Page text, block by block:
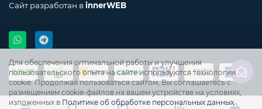
Для обеспечения оптимальной работы и улучшения
пользовательского опыта на сайте используются технологии
cookie. Продолжая пользоваться сайтом, Вы соглашаетесь с
размещением cookie-файлов на вашем устройстве на условиях,
изложенных в Политике об обработке персональных данных.
Сайт разработан вinnerWEB